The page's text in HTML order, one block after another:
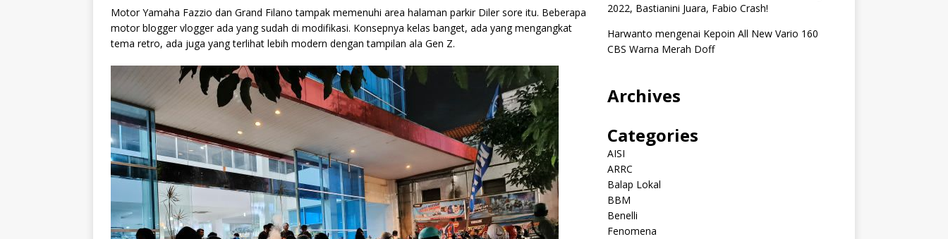
Motor Yamaha Fazzio dan Grand Filano tampak memenuhi area halaman parkir Diler sore itu. Beberapa
motor blogger vlogger ada yang sudah di modifikasi. Konsepnya kelas banget, ada yang mengangkat
tema retro, ada juga yang terlihat lebih modern dengan tampilan ala Gen Z.
2022, Bastianini Juara, Fabio Crash!
Harwanto mengenai Kepoin All New Vario 160
CBS Warna Merah Doff
Archives
Categories
AISI
ARRC
Balap Lokal
BBM
Benelli
Fenomena